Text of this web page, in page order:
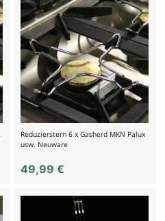
Reduzierstern 6 x Gasherd MKN Palux
usw. Neuware
49,99€